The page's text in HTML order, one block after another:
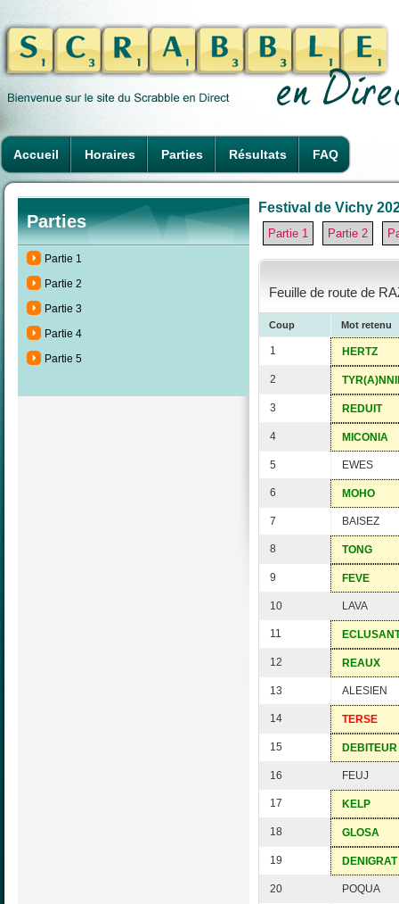
Accueil Horaires Parties Résultats FAQ
Parties
Partie 1
Partie 2
Partie 3
Partie 4
Partie 5
Festival de Vichy
Partie 1 Partie 2
Feuille de route de
Coup Mot retenu
1 HERTZ
2
3 REDUIT
4 MICONIA
5 EWES
6 MOHO
7 BAISEZ
8 TONG
9 FEVE
10 LAVA
11
12 REAUX
13 ALESIEN
14 TERSE
15 DEBITEUR
16 FEUJ
17 KELP
18 GLOSA
19 DENIGRAT
20 POQUA